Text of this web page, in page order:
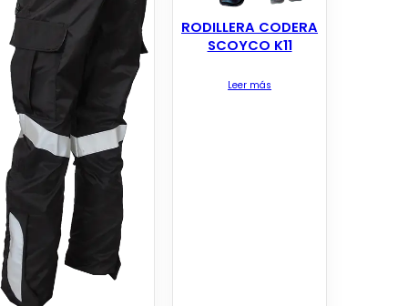
RODILLERA CODERA
SCOYCO K11
Leer más